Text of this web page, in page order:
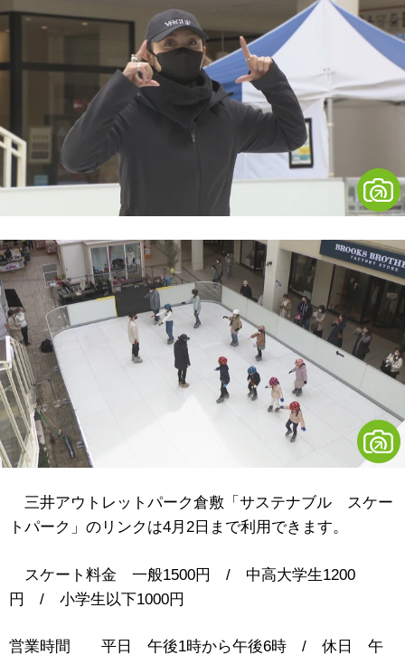
三井アウトレットパーク倉敷「サステナブル スケー
トパーク」のリンクは4月2日まで利用できます。
スケート料金 一般1500円 / 中高大学生1200
円 / 小学生以下1000円
営業時間 平日 午後1時から午後6時 / 休日 午